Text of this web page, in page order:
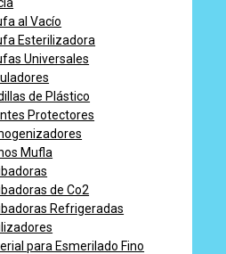
al Vacío
Esterilizadora
Universales
de Plástico
Protectores
Mufla
de Co2
Refrigeradas
para Esmerilado Fino